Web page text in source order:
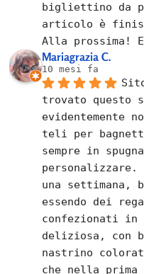
bigliettino da
articolo è
Alla prossima!
Mariagrazia C.
10 mesi fa
trovato questo
evidentemente
teli per
sempre in
una
essendo dei
confezionati in
deliziosa, con
nastrino
che nella